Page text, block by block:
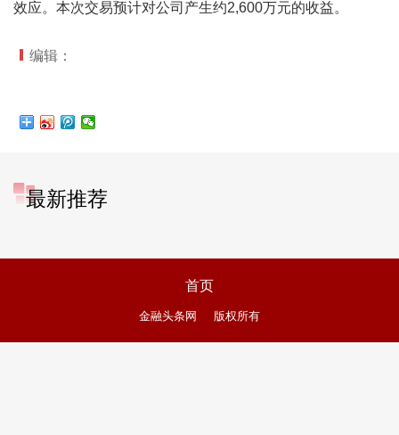
效应。本次交易预计对公司产生约2,600万元的收益。
编辑：
最新推荐
首页
金融头条网 版权所有